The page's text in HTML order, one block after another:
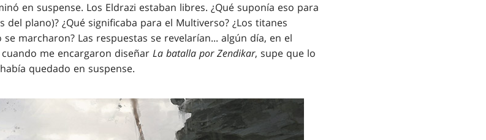
en suspense. Los Eldrazi estaban libres. ¿Qué suponía eso para
plano)? ¿Qué significaba para el Multiverso? ¿Los titanes
marcharon? Las respuestas se revelarían... algún día, en el
me encargaron diseñar La batalla por Zendikar, supe que lo
quedado en suspense.